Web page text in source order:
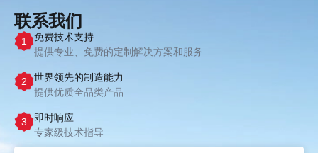
联系我们
1
免费技术支持
提供专业、免费的定制解决方案和服务
2
世界领先的制造能力
提供优质全品类产品
3
即时响应
专家级技术指导